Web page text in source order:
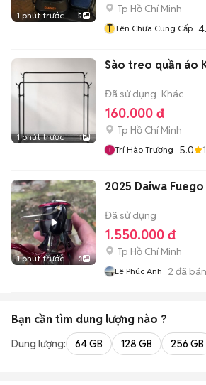
1 phút trước 5
Tp Hồ Chí Minh
T Tên Chưa Cung Cấp
1 phút trước 1
Sào treo quần áo
Đã sử dụng Khác
160.000 đ
Tp Hồ Chí Minh
Trí Hào Trương 5.0 1
1 phút trước 3
2025 Daiwa
Đã sử dụng
1.550.000 đ
Tp Hồ Chí Minh
Lê Phúc Anh 2 đã bán
Bạn cần tìm dung lượng nào ?
Dung lượng: 64 GB 128 GB 256 GB